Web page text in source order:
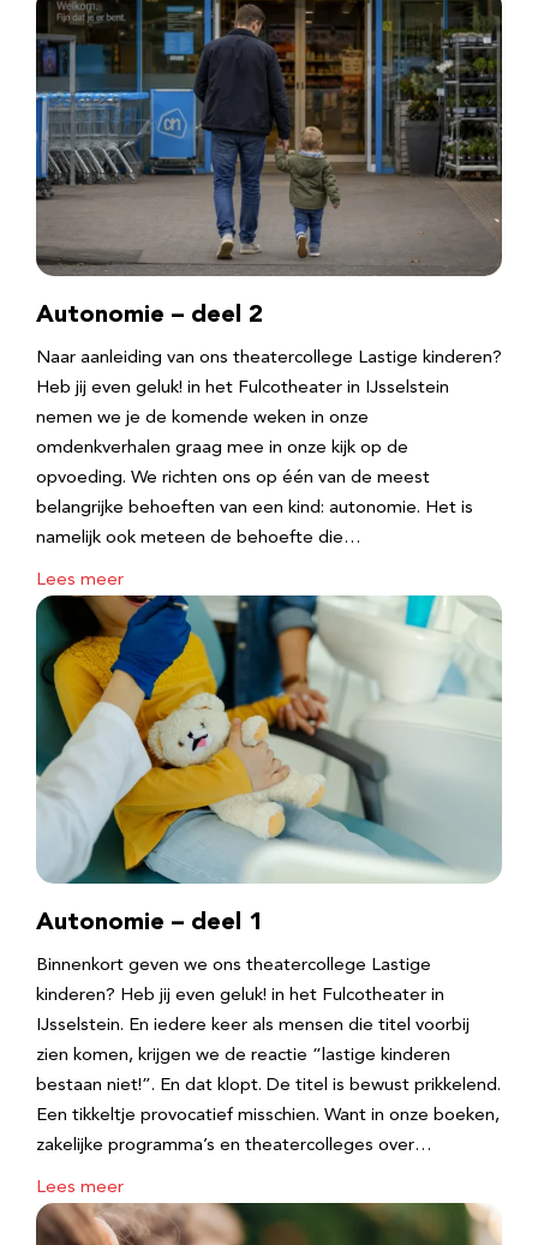
Autonomie – deel 2
Naar aanleiding van ons theatercollege Lastige kinderen?
Heb jij even geluk! in het Fulcotheater in IJsselstein
nemen we je de komende weken in onze
omdenkverhalen graag mee in onze kijk op de
opvoeding. We richten ons op één van de meest
belangrijke behoeften van een kind: autonomie. Het is
namelijk ook meteen de behoefte die…
Lees meer
Autonomie – deel 1
Binnenkort geven we ons theatercollege Lastige
kinderen? Heb jij even geluk! in het Fulcotheater in
IJsselstein. En iedere keer als mensen die titel voorbij
zien komen, krijgen we de reactie “lastige kinderen
bestaan niet!”. En dat klopt. De titel is bewust prikkelend.
Een tikkeltje provocatief misschien. Want in onze boeken,
zakelijke programma’s en theatercolleges over…
Lees meer